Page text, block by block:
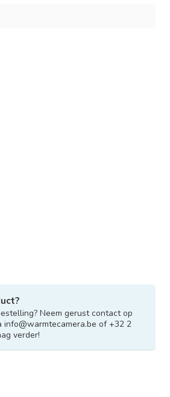
Neem gerust contact op
info@warmtecamera.be of +32 2
verder!